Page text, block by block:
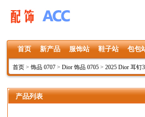
首页 新产品 服饰站 鞋子站 包包
首页 > 饰品 0707 > Dior 饰品 0705 > 2025 Dior 耳钉
产品列表